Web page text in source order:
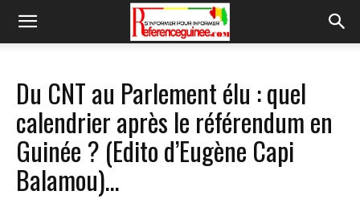
Du CNT au Parlement élu : quel
calendrier après le référendum en
Guinée ? (Edito d’Eugène Capi
Balamou)…